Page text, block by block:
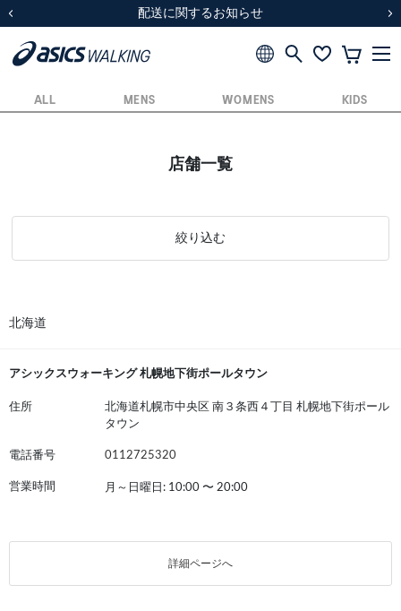
スクスク（SUKU2）価格改定のお知らせ
配送に関するお知らせ
スクスク（SUKU2）価格改定のお知らせ
配送に関するお知らせ
ALL MENS WOMENS KIDS
店舗一覧
絞り込む
北海道
アシックスウォーキング 札幌地下街ポールタウン
住所
北海道札幌市中央区 南３条西４丁目 札幌地下街ポール
タウン
電話番号 0112725320
営業時間 月～日曜日: 10:00 〜 20:00
詳細ページへ